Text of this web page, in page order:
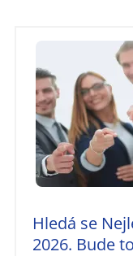
Hledá se
2026. Bude